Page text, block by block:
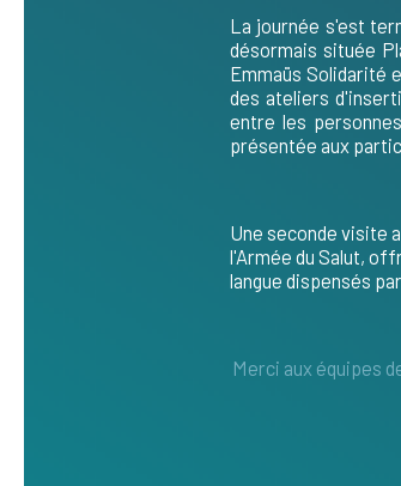
La journée s'est
désormais située
Emmaüs Solidarité
des ateliers
entre les
présentée aux
Une seconde visite
l'Armée du Salut,
langue dispensés
Merci aux équipes